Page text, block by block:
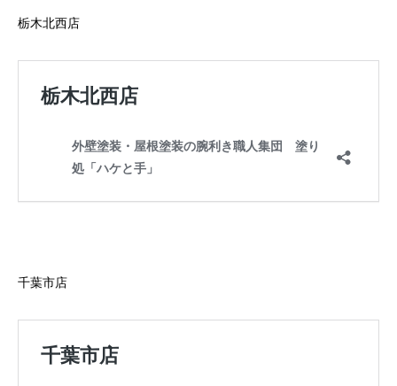
栃木北西店
千葉市店
お問い合わせ